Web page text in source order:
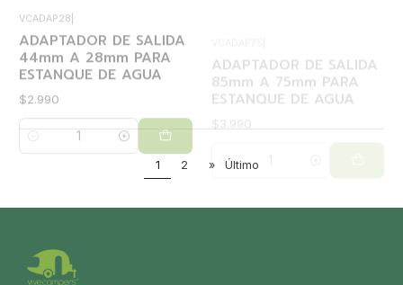
ESTANQUE DE AGUA
$2.990
Cantidad Cantidad
1 2 » Último